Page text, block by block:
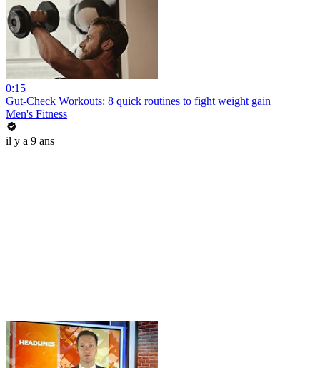
0:15
Gut-Check Workouts: 8 quick routines to fight weight gain
Men's Fitness
il y a 9 ans